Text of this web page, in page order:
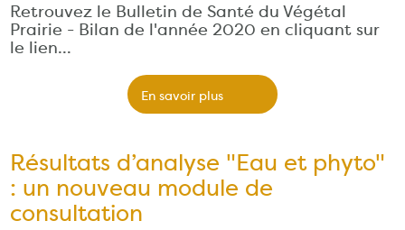
Retrouvez le Bulletin de Santé du Végétal
Prairie - Bilan de l'année 2020 en cliquant sur
le lien…
En savoir plus
Résultats d’analyse "Eau et phyto"
: un nouveau module de
consultation